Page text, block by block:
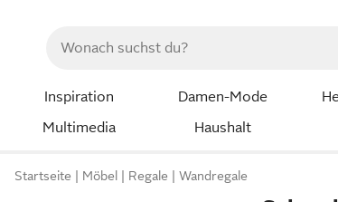
Inspiration Damen-Mode
Multimedia
Haushalt
Startseite Möbel Regale Wandregale